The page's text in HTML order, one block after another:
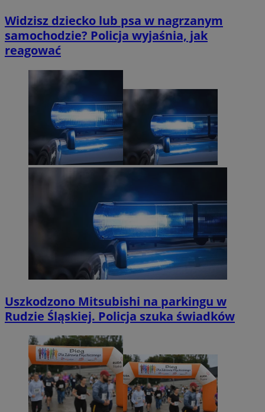
Widzisz dziecko lub psa w nagrzanym
samochodzie? Policja wyjaśnia, jak
reagować
Uszkodzono Mitsubishi na parkingu w
Rudzie Śląskiej. Policja szuka świadków